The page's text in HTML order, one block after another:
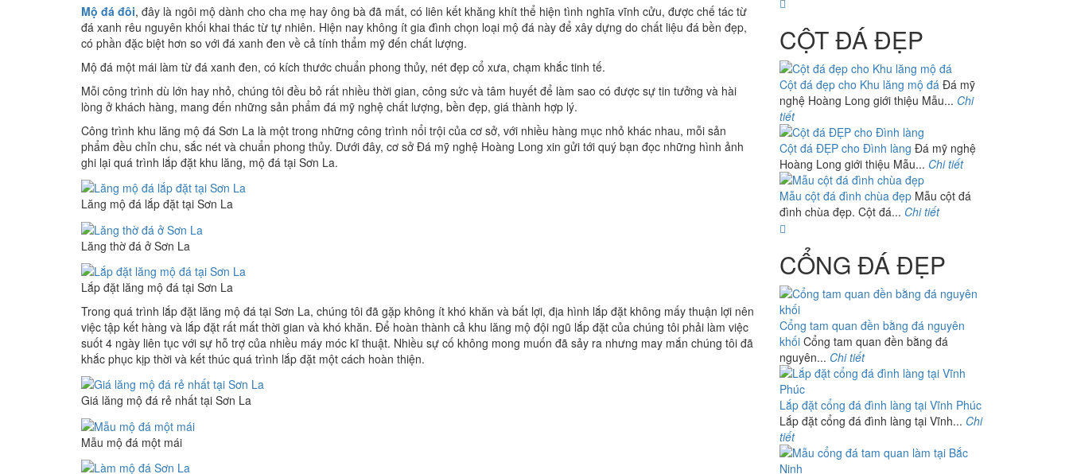
Mộ đá đôi, đây là ngôi mộ dành cho cha mẹ hay ông bà đã mất, có liên kết khăng khít thể hiện tình nghĩa vĩnh cửu, được chế tác từ
đá xanh rêu nguyên khối khai thác từ tự nhiên. Hiện nay không ít gia đình chọn loại mộ đá này để xây dựng do chất liệu đá bền đẹp,
có phần đặc biệt hơn so với đá xanh đen về cả tính thẩm mỹ đến chất lượng.
Mộ đá một mái làm từ đá xanh đen, có kích thước chuẩn phong thủy, nét đẹp cổ xưa, chạm khắc tinh tế.
Mỗi công trình dù lớn hay nhỏ, chúng tôi đều bỏ rất nhiều thời gian, công sức và tâm huyết để làm sao có được sự tin tưởng và hài
lòng ở khách hàng, mang đến những sản phẩm đá mỹ nghệ chất lượng, bền đẹp, giá thành hợp lý.
Công trình khu lăng mộ đá Sơn La là một trong những công trình nổi trội của cơ sở, với nhiều hàng mục nhỏ khác nhau, mỗi sản
phẩm đều chỉn chu, sắc nét và chuẩn phong thủy. Dưới đây, cơ sở Đá mỹ nghệ Hoàng Long xin gửi tới quý bạn đọc những hình ảnh
ghi lại quá trình lắp đặt khu lăng, mộ đá tại Sơn La.
Lăng mộ đá lắp đặt tại Sơn La
Lăng thờ đá ở Sơn La
Lắp đặt lăng mộ đá tại Sơn La
Trong quá trình lắp đặt lăng mộ đá tại Sơn La, chúng tôi đã gặp không ít khó khăn và bất lợi, địa hình lắp đặt không mấy thuận lợi nên
việc tập kết hàng và lắp đặt rất mất thời gian và khó khăn. Để hoàn thành cả khu lăng mộ đội ngũ lắp đặt của chúng tôi phải làm việc
suốt 4 ngày liên tục với sự hỗ trợ của nhiều máy móc kĩ thuật. Nhiều sự cố không mong muốn đã sảy ra nhưng may mắn chúng tôi đã
khắc phục kịp thời và kết thúc quá trình lắp đặt một cách hoàn thiện.
Giá lăng mộ đá rẻ nhất tại Sơn La
Mẫu mộ đá một mái
CỘT ĐÁ ĐẸP
Cột đá đẹp cho Khu lăng mộ đáĐá mỹ
nghệ Hoàng Long giới thiệu Mẫu... Chi
tiết
Cột đá ĐẸP cho Đình làng Đá mỹ nghệ
Hoàng Long giới thiệu Mẫu... Chi tiết
Mẫu cột đá đình chùa đẹpMẫu cột đá
đình chùa đẹp. Cột đá... Chi tiết
CỔNG ĐÁ ĐẸP
Cổng tam quan đền bằng đá nguyên
khốiCổng tam quan đền bằng đá
nguyên... Chi tiết
Lắp đặt cổng đá đình làng tại Vĩnh Phúc
Lắp đặt cổng đá đình làng tại Vĩnh... Chi
tiết